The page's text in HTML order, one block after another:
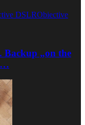
DSLRObiective
„on the